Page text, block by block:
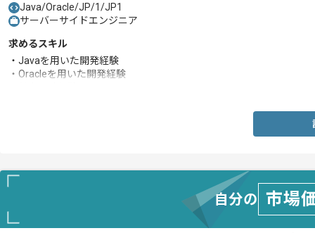
Java/Oracle/JP/1/JP1
サーバーサイドエンジニア
求めるスキル
・Javaを用いた開発経験
・Oracleを用いた開発経験
自分の 市場